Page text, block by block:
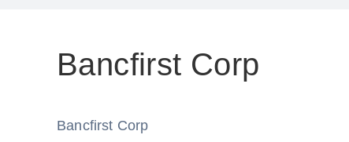
Bancfirst Corp
Bancfirst Corp